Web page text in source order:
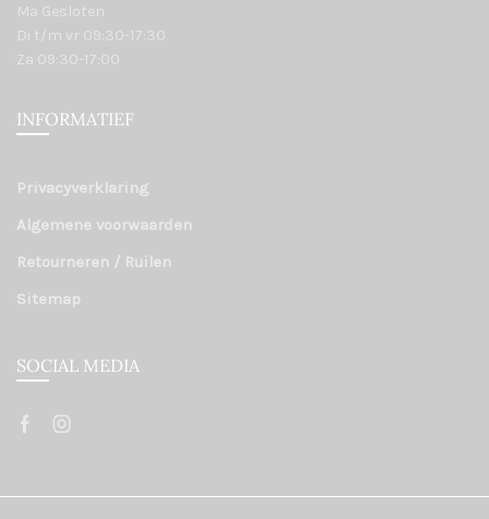
Ma Gesloten
Di t/m vr 09:30-17:30
Za 09:30-17:00
INFORMATIEF
Privacyverklaring
Algemene voorwaarden
Retourneren / Ruilen
Sitemap
SOCIAL MEDIA